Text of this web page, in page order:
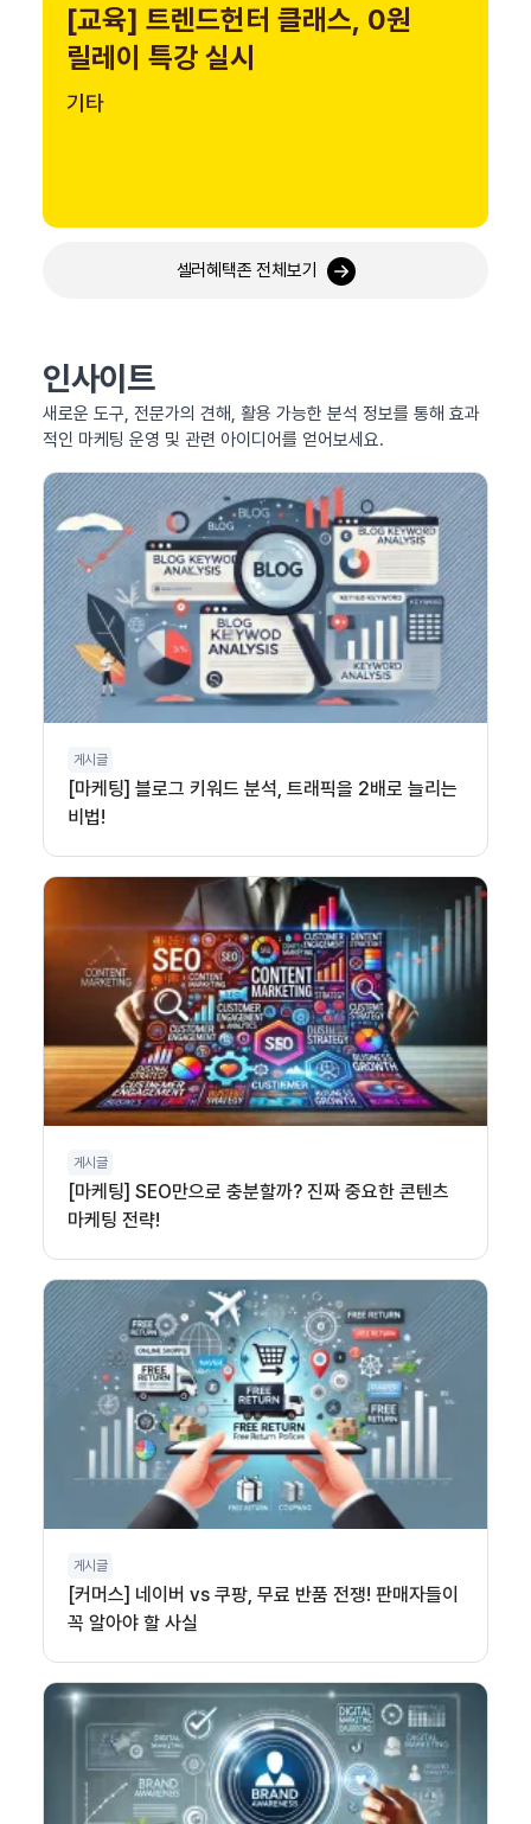
[교육] 트렌드헌터 클래스, 0원
릴레이 특강 실시
기타
셀러혜택존 전체보기
인사이트
새로운 도구, 전문가의 견해, 활용 가능한 분석 정보를 통해 효과
적인 마케팅 운영 및 관련 아이디어를 얻어보세요.
게시글
[마케팅] 블로그 키워드 분석, 트래픽을 2배로 늘리는
비법!
게시글
[마케팅] SEO만으로 충분할까? 진짜 중요한 콘텐츠
마케팅 전략!
게시글
[커머스] 네이버 vs 쿠팡, 무료 반품 전쟁! 판매자들이
꼭 알아야 할 사실